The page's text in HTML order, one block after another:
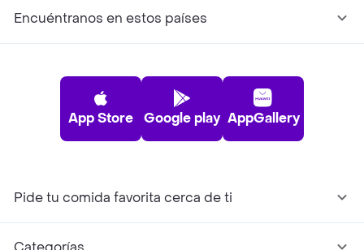
Encuéntranos en estos países
App Store Google play AppGallery
Pide tu comida favorita cerca de ti